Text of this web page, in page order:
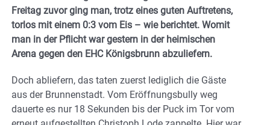
Freitag zuvor ging man, trotz eines guten Auftretens,
torlos mit einem 0:3 vom Eis – wie berichtet. Womit
man in der Pflicht war gestern in der heimischen
Arena gegen den EHC Königsbrunn abzuliefern.
Doch abliefern, das taten zuerst lediglich die Gäste
aus der Brunnenstadt. Vom Eröffnungsbully weg
dauerte es nur 18 Sekunden bis der Puck im Tor vom